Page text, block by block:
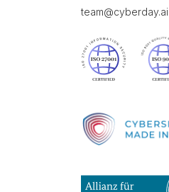
team@cyberday.ai